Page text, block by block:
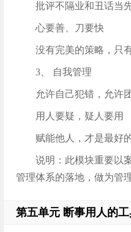
批评不隔业和丑话当
心要善、刀要快
没有完美的策略，只
3、 自我管理
允许自己犯错，允许
用人要疑，疑人要用
赋能他人，才是最好
说明：此模块重要以
管理体系的落地，做为管
第五单元 断事用人的